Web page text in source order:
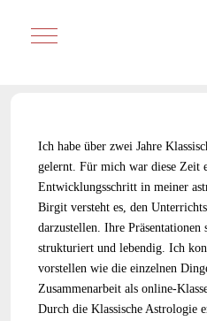
Mobile Menu Toggle
Ich habe über zwei Jahre
gelernt. Für mich war diese Zeit
Entwicklungsschritt in meiner
Birgit versteht es, den
darzustellen. Ihre Präsentationen
strukturiert und lebendig. Ich
vorstellen wie die einzelnen
Zusammenarbeit als online-
Durch die Klassische Astrologie